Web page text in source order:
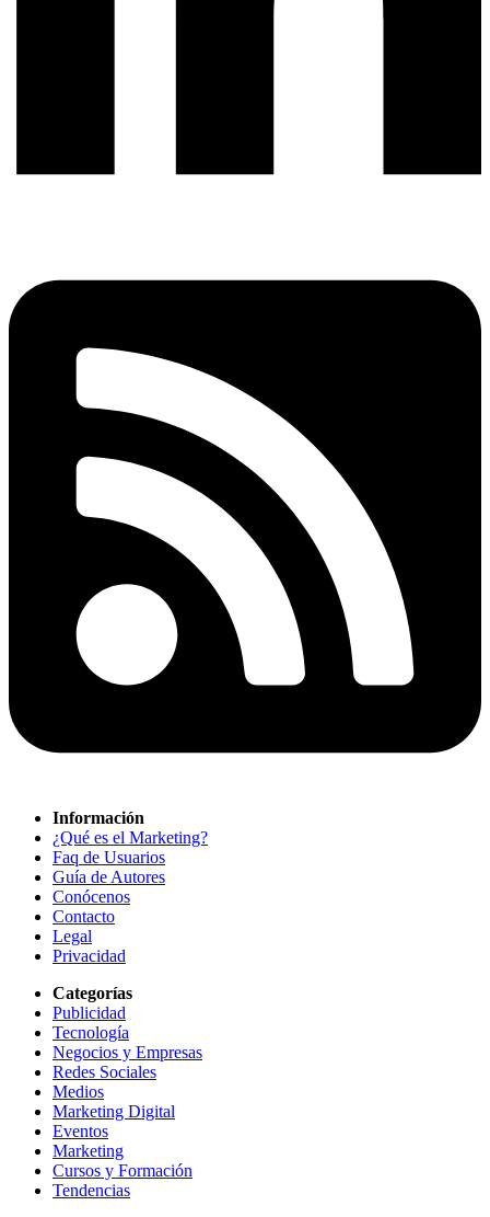
Información
¿Qué es el Marketing?
Faq de Usuarios
Guía de Autores
Conócenos
Contacto
Legal
Privacidad
Categorías
Publicidad
Tecnología
Negocios y Empresas
Redes Sociales
Medios
Marketing Digital
Eventos
Marketing
Cursos y Formación
Tendencias